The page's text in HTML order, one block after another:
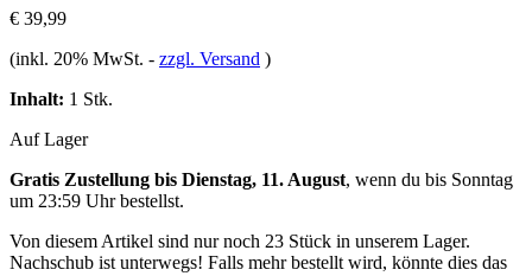
€ 39,99
(inkl. 20% MwSt. - zzgl. Versand )
Inhalt: 1 Stk.
Auf Lager
Gratis Zustellung bis Dienstag, 11. August, wenn du bis Sonntag
um 23:59 Uhrbestellst.
Von diesem Artikel sind nur noch 23 Stück in unserem Lager.
Nachschub ist unterwegs! Falls mehr bestellt wird, könnte dies das